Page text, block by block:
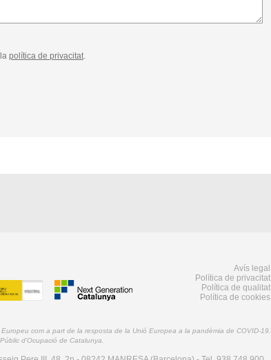
política de privacitat.
Avís legal
Política de privacitat
Política de qualitat
Política de cookies
com a part de la resposta de la Unió Europea a la pandèmia de COVID-19.
d'Ocupació de Catalunya.